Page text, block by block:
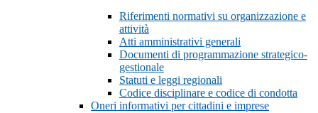
Riferimenti normativi su organizzazione e
attività
Atti amministrativi generali
Documenti di programmazione strategico-
gestionale
Statuti e leggi regionali
Codice disciplinare e codice di condotta
Oneri informativi per cittadini e imprese